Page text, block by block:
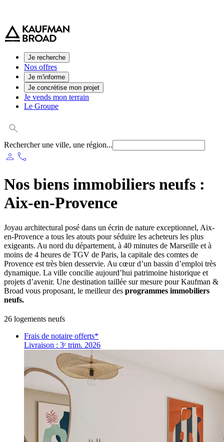
Je recherche
Nos offres
Je m'informe
Je concrétise mon projet
Je vends mon terrain
Le Groupe
Rechercher une ville, une région...
person phone
Nos biens immobiliers neufs :
Aix-en-Provence
Joyau architectural posé dans un écrin de nature exceptionnel, Aix-
en-Provence a tous les atouts pour séduire les acheteurs les plus
exigeants. Au nord du département, à 40 minutes de Marseille et à
moins de 4 heures de TGV de Paris, la capitale des comtes de
Provence est très bien desservie. Au cœur d’un bassin d’emploi très
dynamique. La ville concilie aujourd’hui patrimoine historique et
projets d’avenir. Une destination taillée sur mesure pour Kaufman &
Broad vous proposant, le meilleur des programmes immobiliers
neufs.
26 logements neufs
Frais de notaire offerts*
Livraison : 3ᵉ trim. 2026